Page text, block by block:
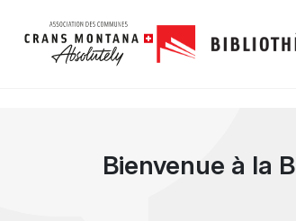
Bienvenue à la